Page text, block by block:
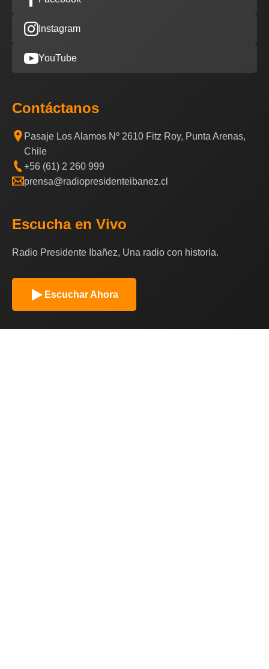
Instagram
YouTube
Contáctanos
Pasaje Los Alamos Nº 2610 Fitz Roy, Punta Arenas,
Chile
+56 (61) 2 260 999
prensa@radiopresidenteibanez.cl
Escucha en Vivo
Radio Presidente Ibañez, Una radio con historia.
Escuchar Ahora